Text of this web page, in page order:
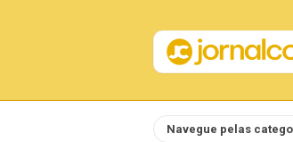
Navegue pelas